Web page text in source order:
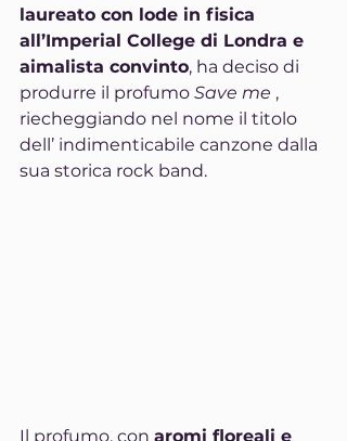
laureato con lode in fisica
all’Imperial College di Londra e
aimalista convinto, ha deciso di
produrre il profumo Save me ,
riecheggiando nel nome il titolo
dell’ indimenticabile canzone dalla
sua storica rock band.
Il profumo, con aromi floreali e